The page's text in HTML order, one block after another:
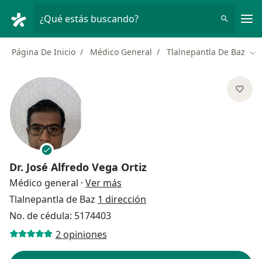
¿Qué estás buscando?
Página De Inicio Médico General Tlalnepantla De Baz
Dr. José Alfredo Vega Ortiz
Médico general · Ver más
Tlalnepantla de Baz 1 dirección
No. de cédula: 5174403
2 opiniones